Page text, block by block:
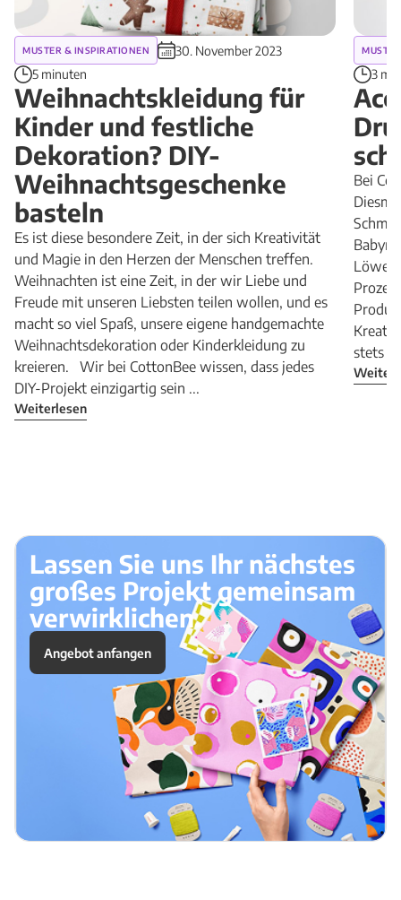
MUSTER & INSPIRATIONEN
30. November 2023
5 minuten
Weihnachtskleidung für
Kinder und festliche
Dekoration? DIY-
Weihnachtsgeschenke
basteln
Es ist diese besondere Zeit, in der sich Kreativität
und Magie in den Herzen der Menschen treffen.
Weihnachten ist eine Zeit, in der wir Liebe und
Freude mit unseren Liebsten teilen wollen, und es
macht so viel Spaß, unsere eigene handgemachte
Weihnachtsdekoration oder Kinderkleidung zu
kreieren. Wir bei CottonBee wissen, dass jedes
DIY-Projekt einzigartig sein ...
Weiterlesen
3
Bei
stets
Lassen Sie uns Ihr nächstes
großes Projekt gemeinsam
verwirklichen.
Angebot anfangen